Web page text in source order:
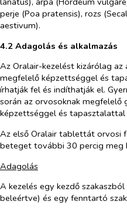
perje (Poa pratensis), rozs (
aestivum).
4.2 Adagolás és alkalmazás
Az Oralair-kezelést kizárólag
megfelelő képzettséggel és
írhatják fel és indíthatják el.
során az orvosoknak megfelelő
képzettséggel és tapasztalattal
Az első Oralair tablettát orvosi
beteget további 30 percig meg
Adagolás
A kezelés egy kezdő
beleértve) és egy fenntartó